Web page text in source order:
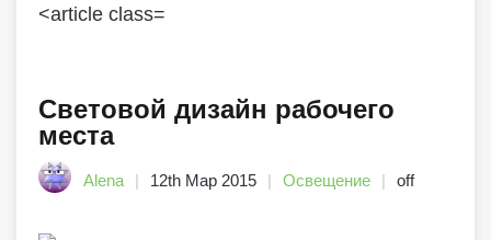
Световой дизайн рабочего
места
Alena 12th Мар 2015 Освещение off